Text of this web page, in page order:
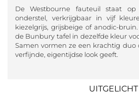
De Westbourne fauteuil staat
onderstel, verkrijgbaar in vijf
kiezelgrijs, grijsbeige of anodic-
de Bunbury tafel in dezelfde kleur
Samen vormen ze een krachtig duo
verfijnde, eigentijdse look geeft.
UITGELICHT